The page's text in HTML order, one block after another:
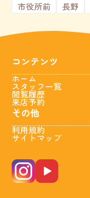
市役所前
長野
コンテンツ
ホーム
スタッフ一覧
閲覧履歴
来店予約
その他
利用規約
サイトマップ